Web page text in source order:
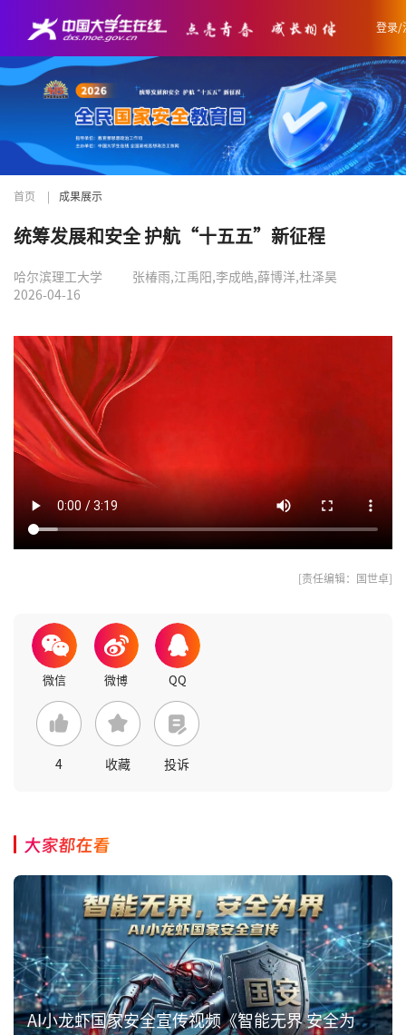
登录/
首页 成果展示
统筹发展和安全 护航“十五五”新征程
哈尔滨理工大学
张椿雨,江禹阳,李成皓,薛博洋,杜泽昊
2026-04-16
[责任编辑：国世卓]
4 收藏 投诉
大家都在看
AI小龙虾国家安全宣传视频《智能无界 安全为